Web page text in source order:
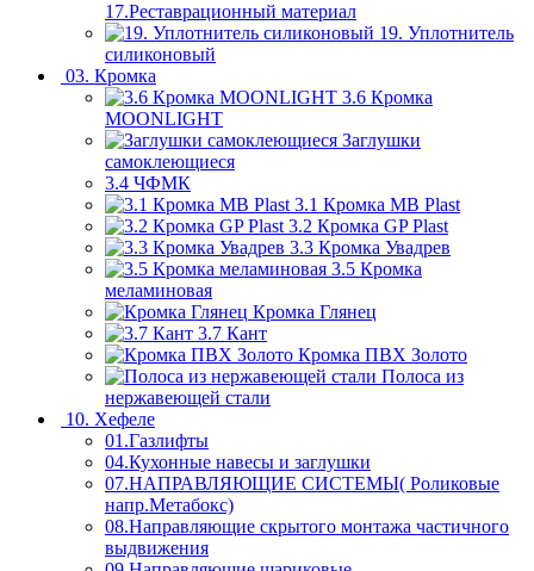
17.Реставрационный материал
19. Уплотнитель
силиконовый
03. Кромка
3.6 Кромка
MOONLIGHT
Заглушки
самоклеющиеся
3.4 ЧФМК
3.1 Кромка MB Plast
3.2 Кромка GP Plast
3.3 Кромка Увадрев
3.5 Кромка
меламиновая
Кромка Глянец
3.7 Кант
Кромка ПВХ Золото
Полоса из
нержавеющей стали
10. Хефеле
01.Газлифты
04.Кухонные навесы и заглушки
07.НАПРАВЛЯЮЩИЕ СИСТЕМЫ( Роликовые
напр.Метабокс)
08.Направляющие скрытого монтажа частичного
выдвижения